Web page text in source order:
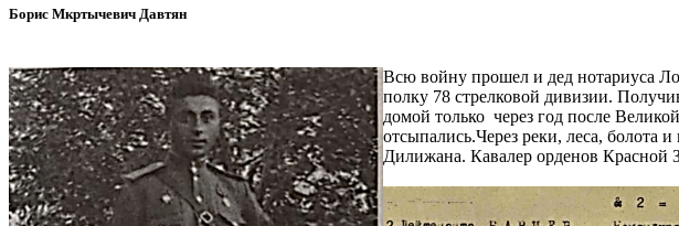
Борис Мкртычевич Давтян
Всю войну прошел и дед нотариуса
полку 78 стрелковой дивизии.
домой только через год после
отсыпались.Через реки, леса,
Дилижана. Кавалер орденов Красной